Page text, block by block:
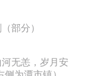
部分）
无恙，岁月安